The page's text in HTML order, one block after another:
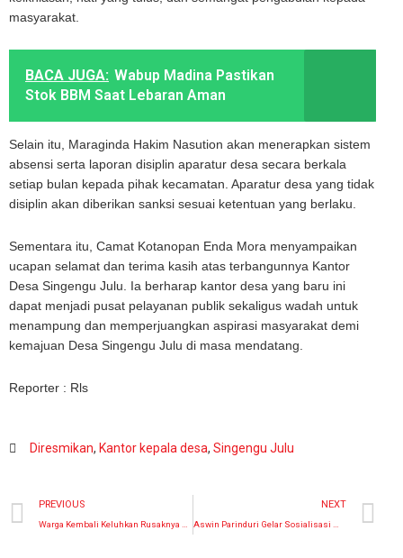
masyarakat.
BACA JUGA: Wabup Madina Pastikan
Stok BBM Saat Lebaran Aman
Selain itu, Maraginda Hakim Nasution akan menerapkan sistem
absensi serta laporan disiplin aparatur desa secara berkala
setiap bulan kepada pihak kecamatan. Aparatur desa yang tidak
disiplin akan diberikan sanksi sesuai ketentuan yang berlaku.
Sementara itu, Camat Kotanopan Enda Mora menyampaikan
ucapan selamat dan terima kasih atas terbangunnya Kantor
Desa Singengu Julu. Ia berharap kantor desa yang baru ini
dapat menjadi pusat pelayanan publik sekaligus wadah untuk
menampung dan memperjuangkan aspirasi masyarakat demi
kemajuan Desa Singengu Julu di masa mendatang.
Reporter : Rls
Diresmikan, Kantor kepala desa, Singengu Julu
PREVIOUS
Warga Kembali Keluhkan Rusaknya Jalan Menuju Hutabaringin Julu PSM
NEXT
Aswin Parinduri Gelar Sosialisasi Wasbang dan Penyebarluasan Ideologi Pancasila di Desa Rumbio